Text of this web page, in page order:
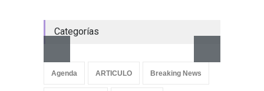
Categorías
Agenda ARTICULO Breaking News